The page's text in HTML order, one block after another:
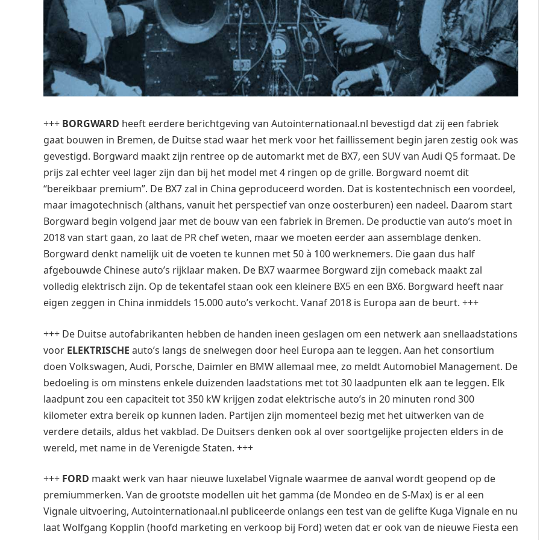
+++ BORGWARD heeft eerdere berichtgeving van Autointernationaal.nl bevestigd dat zij een fabriek
gaat bouwen in Bremen, de Duitse stad waar het merk voor het faillissement begin jaren zestig ook was
gevestigd. Borgward maakt zijn rentree op de automarkt met de BX7, een SUV van Audi Q5 formaat. De
prijs zal echter veel lager zijn dan bij het model met 4 ringen op de grille. Borgward noemt dit
“bereikbaar premium”. De BX7 zal in China geproduceerd worden. Dat is kostentechnisch een voordeel,
maar imagotechnisch (althans, vanuit het perspectief van onze oosterburen) een nadeel. Daarom start
Borgward begin volgend jaar met de bouw van een fabriek in Bremen. De productie van auto’s moet in
2018 van start gaan, zo laat de PR chef weten, maar we moeten eerder aan assemblage denken.
Borgward denkt namelijk uit de voeten te kunnen met 50 à 100 werknemers. Die gaan dus half
afgebouwde Chinese auto’s rijklaar maken. De BX7 waarmee Borgward zijn comeback maakt zal
volledig elektrisch zijn. Op de tekentafel staan ook een kleinere BX5 en een BX6. Borgward heeft naar
eigen zeggen in China inmiddels 15.000 auto’s verkocht. Vanaf 2018 is Europa aan de beurt. +++
+++ De Duitse autofabrikanten hebben de handen ineen geslagen om een netwerk aan snellaadstations
voor ELEKTRISCHE auto’s langs de snelwegen door heel Europa aan te leggen. Aan het consortium
doen Volkswagen, Audi, Porsche, Daimler en BMW allemaal mee, zo meldt Automobiel Management. De
bedoeling is om minstens enkele duizenden laadstations met tot 30 laadpunten elk aan te leggen. Elk
laadpunt zou een capaciteit tot 350 kW krijgen zodat elektrische auto’s in 20 minuten rond 300
kilometer extra bereik op kunnen laden. Partijen zijn momenteel bezig met het uitwerken van de
verdere details, aldus het vakblad. De Duitsers denken ook al over soortgelijke projecten elders in de
wereld, met name in de Verenigde Staten. +++
+++ FORD maakt werk van haar nieuwe luxelabel Vignale waarmee de aanval wordt geopend op de
premiummerken. Van de grootste modellen uit het gamma (de Mondeo en de S-Max) is er al een
Vignale uitvoering, Autointernationaal.nl publiceerde onlangs een test van de gelifte Kuga Vignale en nu
laat Wolfgang Kopplin (hoofd marketing en verkoop bij Ford) weten dat er ook van de nieuwe Fiesta een